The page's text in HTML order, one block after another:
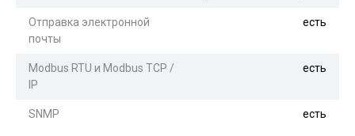
Отправка электронной
почты
есть
Modbus RTU и Modbus TCP /
IP
есть
SNMP есть